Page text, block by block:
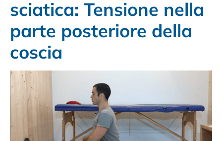
sciatica: Tensione nella
parte posteriore della
coscia